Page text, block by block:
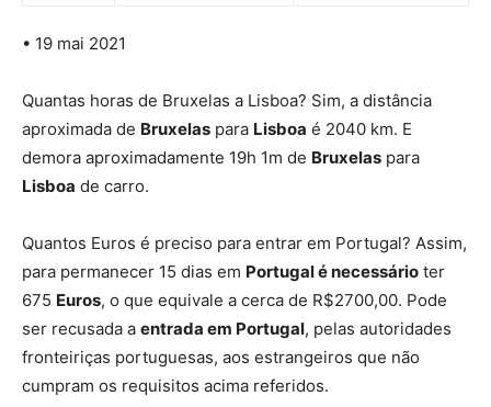
• 19 mai 2021
Quantas horas de Bruxelas a Lisboa? Sim, a distância
aproximada de Bruxelas para Lisboa é 2040 km. E
demora aproximadamente 19h 1m de Bruxelas para
Lisboa de carro.
Quantos Euros é preciso para entrar em Portugal? Assim,
para permanecer 15 dias em Portugal é necessário ter
675 Euros, o que equivale a cerca de R$2700,00. Pode
ser recusada a entrada em Portugal, pelas autoridades
fronteiriças portuguesas, aos estrangeiros que não
cumpram os requisitos acima referidos.